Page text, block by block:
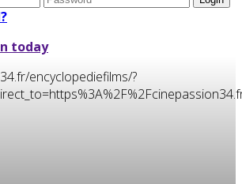
today
encyclopediefilms/?